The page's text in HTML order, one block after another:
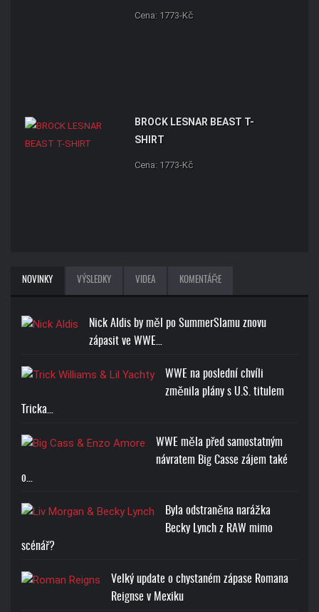
Cena: 1773-Kč
BROCK LESNAR BEAST T-
SHIRT
Cena: 1773-Kč
NOVINKY VÝSLEDKY VIDEA KOMENTÁŘE
Nick Aldis by měl po SummerSlamu znovu
zápasit ve WWE…
WWE na poslední chvíli
změnila plány s U.S. titulem
Tricka…
WWE měla před samostatným
návratem Big Casse zájem také
o…
Byla odstraněna narážka
Becky Lynch z RAW mimo
scénář?
Velký update o chystaném zápase Romana
Reignse v Mexiku